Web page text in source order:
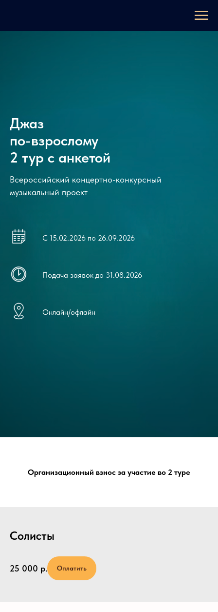
Джаз
по-взрослому
2 тур с анкетой
Всероссийский концертно-конкурсный
музыкальный проект
С 15.02.2026 по 26.09.2026
Подача заявок до 31.08.2026
Онлайн/офлайн
Организационный взнос за участие во 2 туре
Солисты
25 000 р. Оплатить